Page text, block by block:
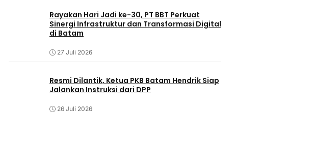
Rayakan Hari Jadi ke-30, PT BBT Perkuat
Sinergi Infrastruktur dan Transformasi Digital
di Batam
27 Juli 2026
Resmi Dilantik, Ketua PKB Batam Hendrik Siap
Jalankan Instruksi dari DPP
26 Juli 2026